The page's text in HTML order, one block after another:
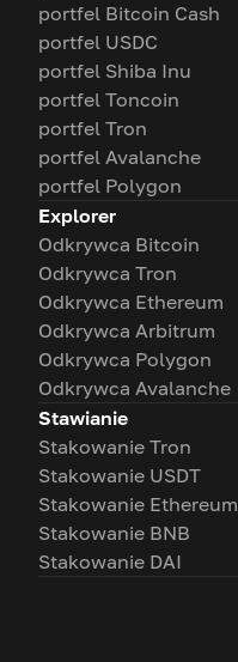
portfel Bitcoin Cash
portfel USDC
portfel Shiba Inu
portfel Toncoin
portfel Tron
portfel Avalanche
portfel Polygon
Explorer
Odkrywca Bitcoin
Odkrywca Tron
Odkrywca Ethereum
Odkrywca Arbitrum
Odkrywca Polygon
Odkrywca Avalanche
Stawianie
Stakowanie Tron
Stakowanie USDT
Stakowanie Ethereum
Stakowanie BNB
Stakowanie DAI